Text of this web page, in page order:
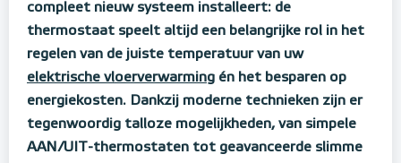
compleet nieuw systeem installeert: de
thermostaat speelt altijd een belangrijke rol in het
regelen van de juiste temperatuur van uw
elektrische vloerverwarming én het besparen op
energiekosten. Dankzij moderne technieken zijn er
tegenwoordig talloze mogelijkheden, van simpele
AAN/UIT-thermostaten tot geavanceerde slimme